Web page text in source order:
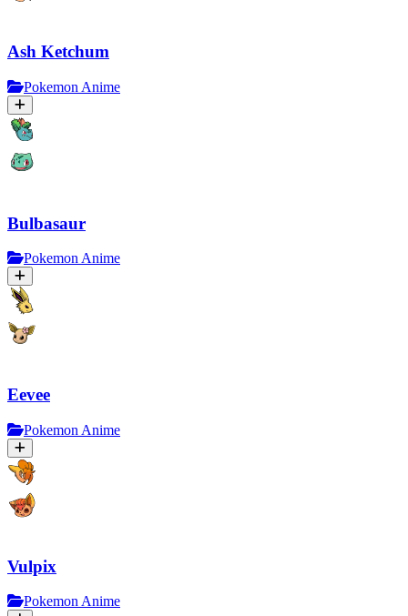
Ash Ketchum
Pokemon Anime
Bulbasaur
Pokemon Anime
Eevee
Pokemon Anime
Vulpix
Pokemon Anime